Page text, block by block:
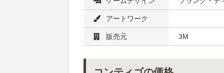
アートワーク
販売元 3M